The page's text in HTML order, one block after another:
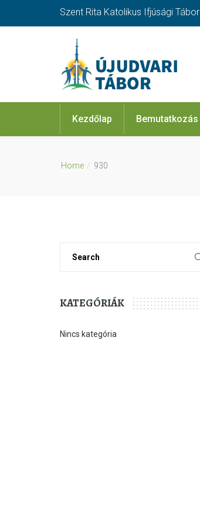
Szent Rita Katolikus Ifjúsági Tábor
Kezdőlap Bemutatkozás
Home 930
KATEGÓRIÁK
Nincs kategória